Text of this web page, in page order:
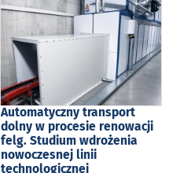
Automatyczny transport
dolny w procesie renowacji
felg. Studium wdrożenia
nowoczesnej linii
technologicznej